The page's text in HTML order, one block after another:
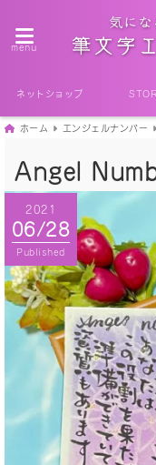
menu
ネットショップ
ホーム エンジェルナンバー
Angel
2021
06/28
Published